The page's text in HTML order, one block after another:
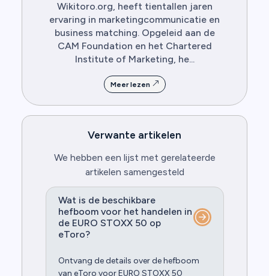
Wikitoro.org, heeft tientallen jaren
ervaring in marketingcommunicatie en
business matching. Opgeleid aan de
CAM Foundation en het Chartered
Institute of Marketing, he...
Meer lezen
Verwante artikelen
We hebben een lijst met gerelateerde
artikelen samengesteld
Wat is de beschikbare
hefboom voor het handelen in
de EURO STOXX 50 op
eToro?
Ontvang de details over de hefboom
van eToro voor EURO STOXX 50